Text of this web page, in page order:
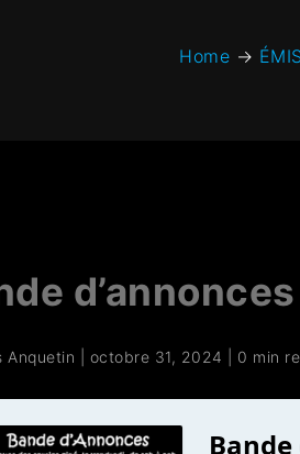
Home →
Anquetin octobre 31, 2024 0 min